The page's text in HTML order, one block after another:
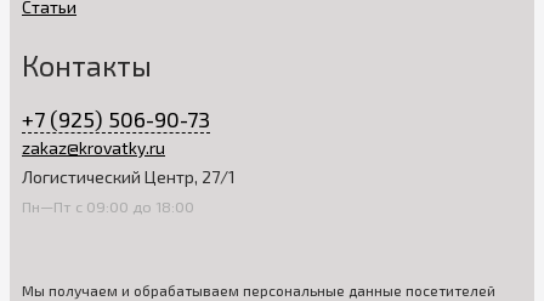
Статьи
Контакты
+7 (925) 506-90-73
zakaz@krovatky.ru
Логистический Центр, 27/1
Пн—Пт с 09:00 до 18:00
Мы получаем и обрабатываем персональные данные посетителей